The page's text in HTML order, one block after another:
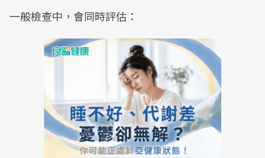
一般檢查中，會同時評估：